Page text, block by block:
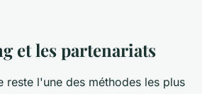
et les partenariats
reste l'une des méthodes les plus